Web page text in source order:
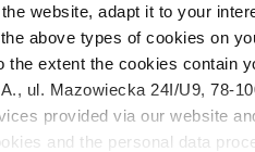
website, adapt it to your
above types of cookies on
extent the cookies contain
ul. Mazowiecka 24I/U9, 78-
provided via our website
and the personal data
Audun Coffee - kawa
Chirimoya Washed Filter
Producent: AUDUN COFFEE
Data palenia: 14.04.2026